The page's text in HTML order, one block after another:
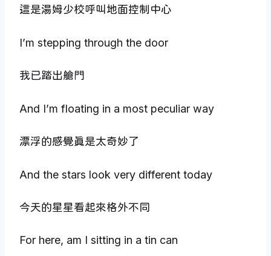
這是湯姆少校呼叫地面控制中心
I’m stepping through the door
我已踏出艙門
And I’m floating in a most peculiar way
漂浮的感覺真是太奇妙了
And the stars look very different today
今天的星星看起來格外不同
For here, am I sitting in a tin can